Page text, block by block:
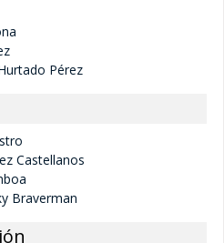
de investigación
de tutores
a tutores
de tutores
Pérez
Castellanos
Braverman